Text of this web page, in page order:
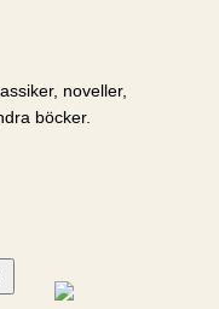
noveller,
böcker.